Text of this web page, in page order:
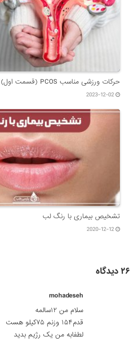
حرکات ورزشی مناسب PCOS (قسمت اول)
2023-12-02
تشخیص بیماری با رنگ لب
2020-12-12
۲۶ دیدگاه
mohadeseh
سلام من ۱۲سالمه
قدم۱۵۴ وزنم ۷۵کیلو هست
لطفابه من یک رژیم بدید